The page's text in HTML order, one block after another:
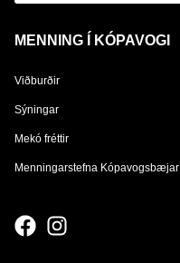
MENNING Í KÓPAVOGI
Viðburðir
Sýningar
Mekó fréttir
Menningarstefna Kópavogsbæjar